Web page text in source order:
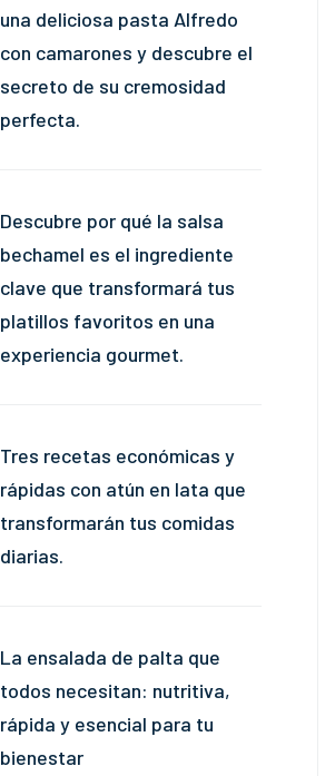
una deliciosa pasta Alfredo
con camarones y descubre el
secreto de su cremosidad
perfecta.
Descubre por qué la salsa
bechamel es el ingrediente
clave que transformará tus
platillos favoritos en una
experiencia gourmet.
Tres recetas económicas y
rápidas con atún en lata que
transformarán tus comidas
diarias.
La ensalada de palta que
todos necesitan: nutritiva,
rápida y esencial para tu
bienestar